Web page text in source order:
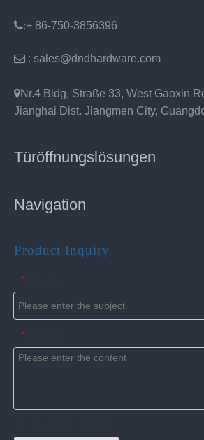
:+ 86-750-3856396
 : sales@dndhardware.com
Nr.4 Bldg, Straße 33, West Gaoxin
Jianghai Dist. Jiangmen City,
Türöffnungslösungen
Navigation
Product Inquiry
*
*